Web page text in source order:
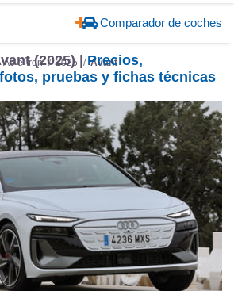
Comparador de coches
A6 e-tron 2025 Avant
(2025) |Precios,
pruebas y fichas técnicas